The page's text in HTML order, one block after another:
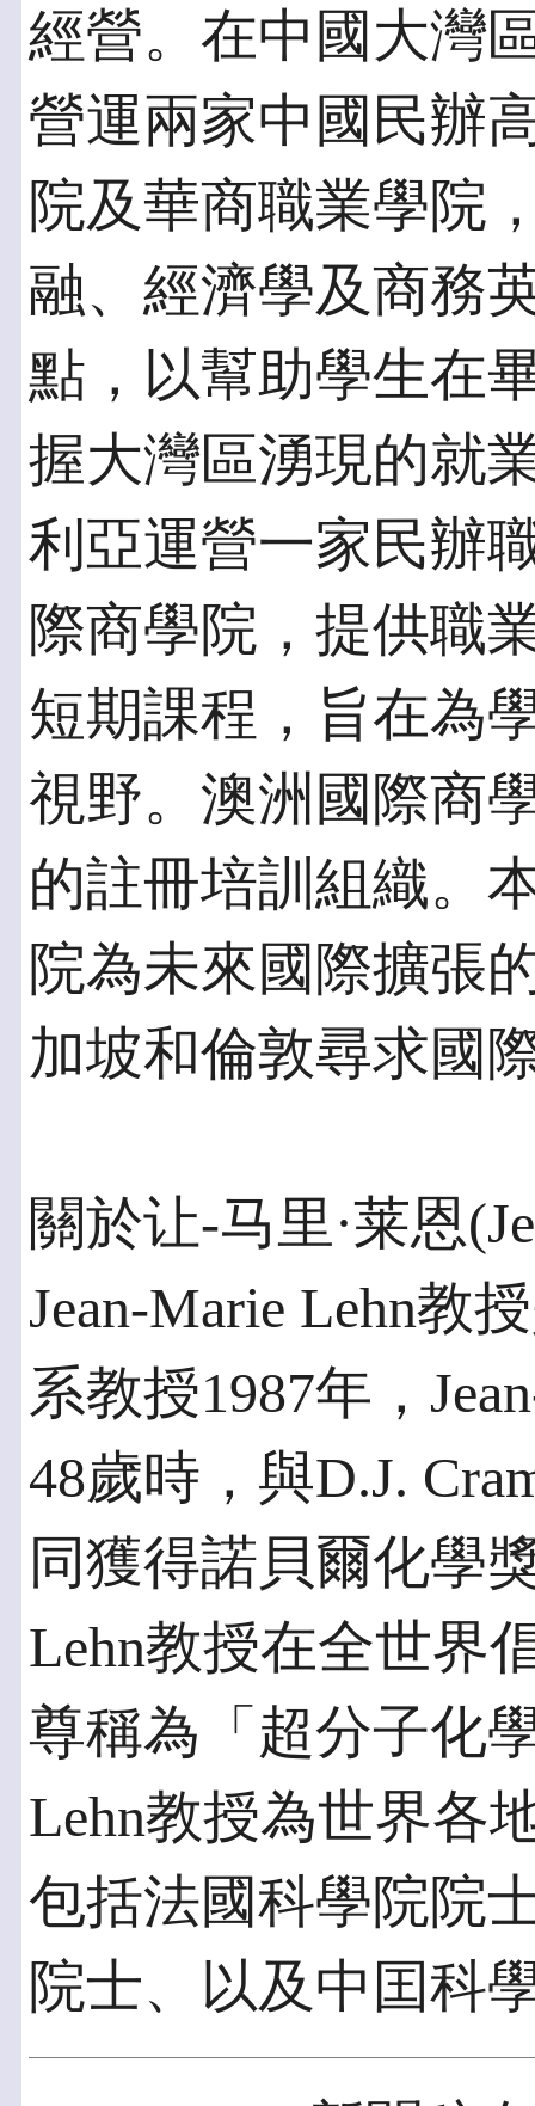
經營。在中國大灣
營運兩家中國民辦
院及華商職業學院
融、經濟學及商務
點，以幫助學生在
握大灣區湧現的就
利亞運營一家民辦
際商學院，提供職
短期課程，旨在為
視野。澳洲國際商
的註冊培訓組織。
院為未來國際擴張
加坡和倫敦尋求國
關於让-马里·莱恩
Jean-Marie Lehn教
系教授1987年，
48歲時，與D.J.
同獲得諾貝爾化學
Lehn教授在全世界
尊稱為「超分子化
Lehn教授為世界各
包括法國科學院院
院士、以及中囯科